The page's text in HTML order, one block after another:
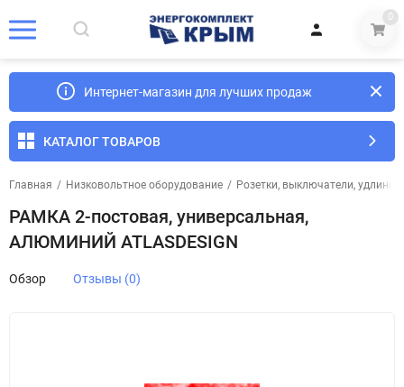
0
Интернет-магазин для лучших продаж
КАТАЛОГ ТОВАРОВ
Главная / Низковольтное оборудование / Розетки, выключатели,
РАМКА 2-постовая, универсальная,
АЛЮМИНИЙ ATLASDESIGN
Обзор Отзывы (0)